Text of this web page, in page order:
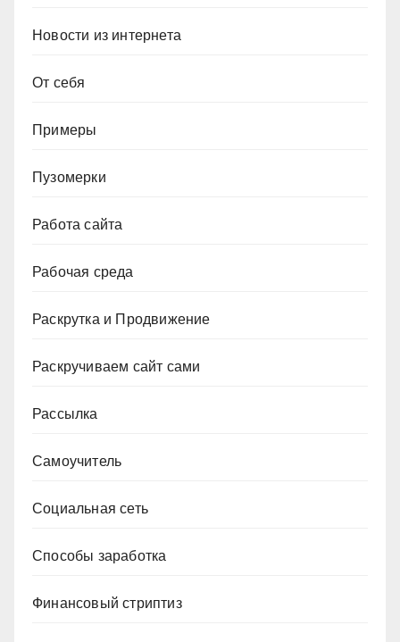
Новости из интернета
От себя
Примеры
Пузомерки
Работа сайта
Рабочая среда
Раскрутка и Продвижение
Раскручиваем сайт сами
Рассылка
Самоучитель
Социальная сеть
Способы заработка
Финансовый стриптиз